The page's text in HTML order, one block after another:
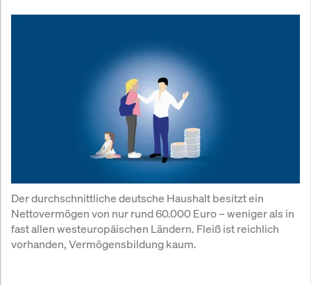
Der durchschnittliche deutsche Haushalt besitzt ein
Nettovermögen von nur rund 60.000 Euro – weniger als in
fast allen westeuropäischen Ländern. Fleiß ist reichlich
vorhanden, Vermögensbildung kaum.